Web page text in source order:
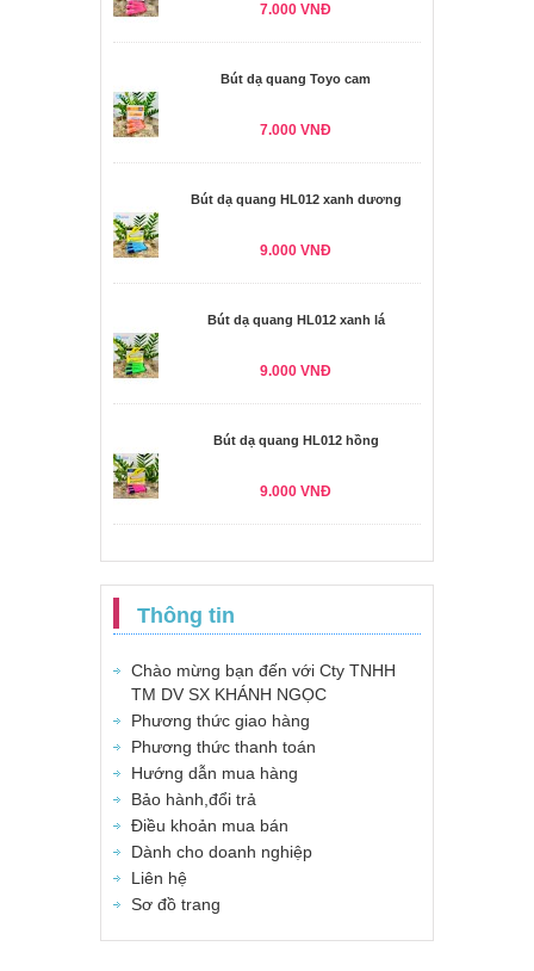
7.000 VNĐ
Bút dạ quang Toyo cam
7.000 VNĐ
Bút dạ quang HL012 xanh dương
9.000 VNĐ
Bút dạ quang HL012 xanh lá
9.000 VNĐ
Bút dạ quang HL012 hồng
9.000 VNĐ
Thông tin
Chào mừng bạn đến với Cty TNHH
TM DV SX KHÁNH NGỌC
Phương thức giao hàng
Phương thức thanh toán
Hướng dẫn mua hàng
Bảo hành,đổi trả
Điều khoản mua bán
Dành cho doanh nghiệp
Liên hệ
Sơ đồ trang